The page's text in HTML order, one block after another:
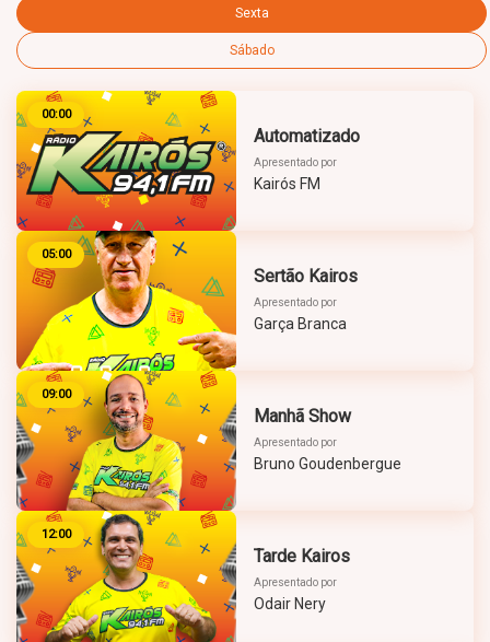
Sexta
Sábado
00:00
Automatizado
Apresentado por
Kairós FM
05:00
Sertão Kairos
Apresentado por
Garça Branca
09:00
Manhã Show
Apresentado por
Bruno Goudenbergue
12:00
Tarde Kairos
Apresentado por
Odair Nery